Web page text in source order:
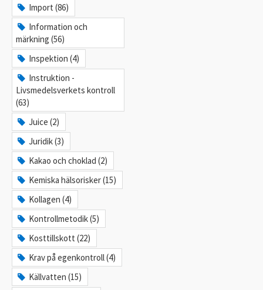
Import (86)
Information och
märkning (56)
Inspektion (4)
Instruktion -
Livsmedelsverkets kontroll
(63)
Juice (2)
Juridik (3)
Kakao och choklad (2)
Kemiska hälsorisker (15)
Kollagen (4)
Kontrollmetodik (5)
Kosttillskott (22)
Krav på egenkontroll (4)
Källvatten (15)